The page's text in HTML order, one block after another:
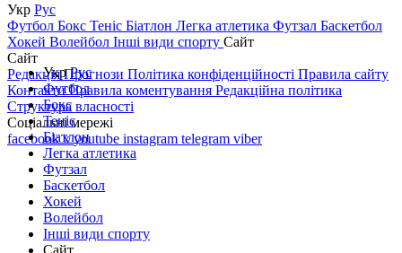
Укр Рус
Футбол Бокс Теніс Біатлон Легка атлетика Футзал Баскетбол
Хокей Волейбол Інші види спорту Сайт
Сайт
РедакціяПрогнози Політика конфіденційності Правила сайту
КонтактиПравила коментування Редакційна політика
Структура власності
Соціальні мережі
facebookxyoutube instagram telegram viber
УкрРус
Футбол
Бокс
Теніс
Біатлон
Легка атлетика
Футзал
Баскетбол
Хокей
Волейбол
Інші види спорту
Сайт